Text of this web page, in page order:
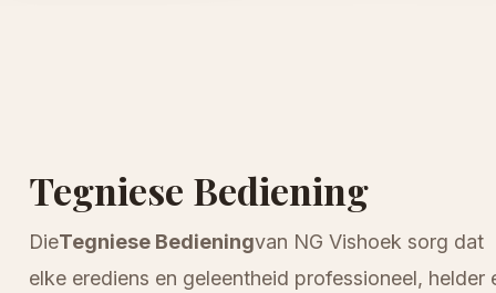
Tegniese Bediening
DieTegniese Bedieningvan NG Vishoek sorg dat
elke erediens en geleentheid professioneel, helder